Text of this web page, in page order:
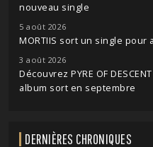
nouveau single
5 août 2026
MORTIIS sort un single
3 août 2026
Découvrez PYRE OF
album sort en septembre
DERNIÈRES CHRONIQUES